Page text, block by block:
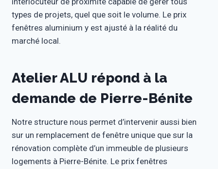
types de projets, quel que soit le volume. Le prix
fenêtres aluminium y est ajusté à la réalité du
marché local.
Atelier ALU répond à la
demande de Pierre-Bénite
Notre structure nous permet d’intervenir aussi bien
sur un remplacement de fenêtre unique que sur la
rénovation complète d’un immeuble de plusieurs
logements à Pierre-Bénite. Le prix fenêtres